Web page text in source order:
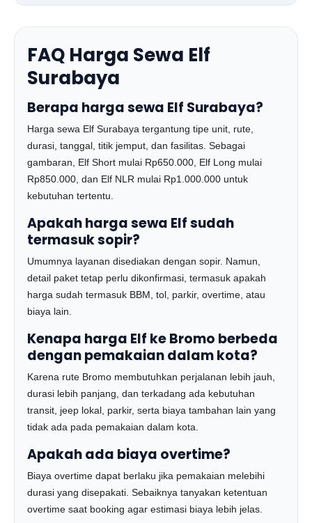
FAQ Harga Sewa Elf
Surabaya
Berapa harga sewa Elf Surabaya?
Harga sewa Elf Surabaya tergantung tipe unit, rute,
durasi, tanggal, titik jemput, dan fasilitas. Sebagai
gambaran, Elf Short mulai Rp650.000, Elf Long mulai
Rp850.000, dan Elf NLR mulai Rp1.000.000 untuk
kebutuhan tertentu.
Apakah harga sewa Elf sudah
termasuk sopir?
Umumnya layanan disediakan dengan sopir. Namun,
detail paket tetap perlu dikonfirmasi, termasuk apakah
harga sudah termasuk BBM, tol, parkir, overtime, atau
biaya lain.
Kenapa harga Elf ke Bromo berbeda
dengan pemakaian dalam kota?
Karena rute Bromo membutuhkan perjalanan lebih jauh,
durasi lebih panjang, dan terkadang ada kebutuhan
transit, jeep lokal, parkir, serta biaya tambahan lain yang
tidak ada pada pemakaian dalam kota.
Apakah ada biaya overtime?
Biaya overtime dapat berlaku jika pemakaian melebihi
durasi yang disepakati. Sebaiknya tanyakan ketentuan
overtime saat booking agar estimasi biaya lebih jelas.